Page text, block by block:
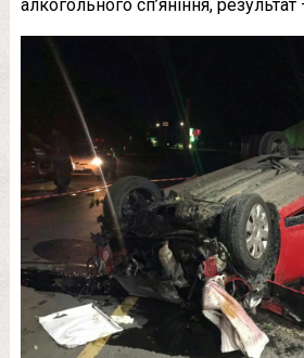
алкогольного сп’яніння,